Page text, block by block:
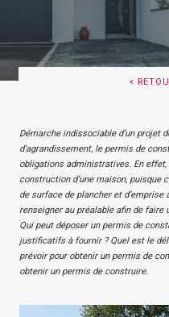
<
Démarche indissociable d’un projet
d’agrandissement, le permis de
obligations administratives. En effet,
construction d’une maison, puisque
de surface de plancher et
renseigner au préalable afin de faire
Qui peut déposer un permis de
justificatifs à fournir ? Quel est le
prévoir pour obtenir un permis de
obtenir un permis de construire.